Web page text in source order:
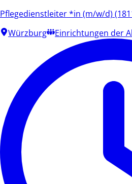
Pflegedienstleiter *in (m/w/d)
Würzburg
Einrichtungen der